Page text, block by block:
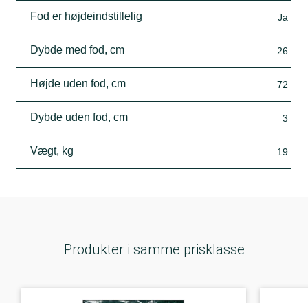
Fod er højdeindstillelig Ja
Dybde med fod, cm 26
Højde uden fod, cm 72
Dybde uden fod, cm 3
Vægt, kg 19
Produkter i samme prisklasse